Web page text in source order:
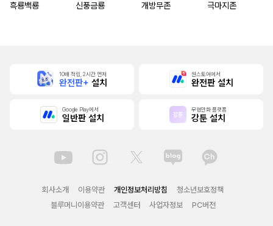
흑룡백룡 신풍금룡 개방무존 극마지존
10배 적립, 2시간 먼저
완전판+ 설치
원스토어에서
완전판 설치
Google Play에서
일반판 설치
무협만화 플랫폼
강툰 설치
회사소개 이용약관 개인정보처리방침
청소년보호정책
블루머니이용약관
고객센터 사업자정보 PC버전